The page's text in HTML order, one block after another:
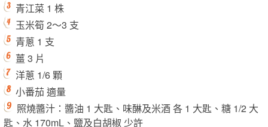
青江菜 1 株
玉米筍 2～3 支
青蔥 1 支
薑 3 片
洋蔥 1/6 顆
小番茄 適量
照燒醬汁：醬油 1 大匙、味醂及米酒 各 1 大匙、糖 1/2 大
匙、水 170mL、鹽及白胡椒 少許